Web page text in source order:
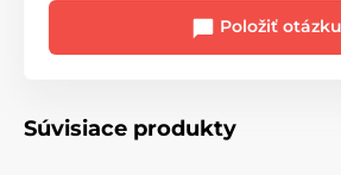
Položiť otázku
Súvisiace produkty